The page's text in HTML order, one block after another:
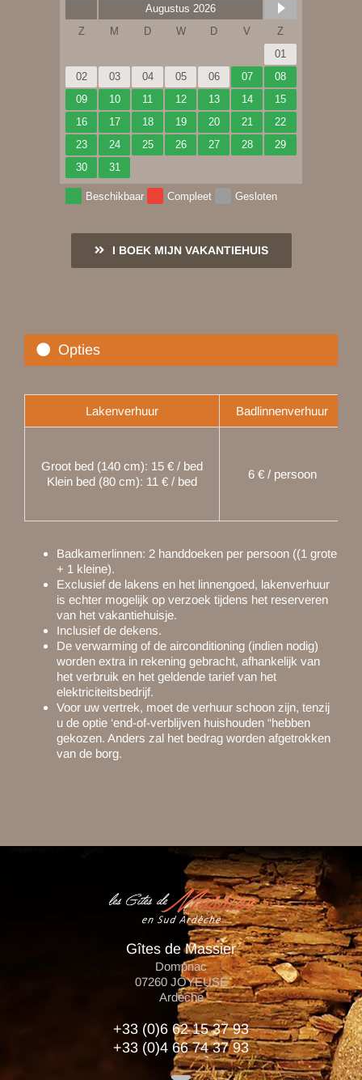
Augustus 2026
Z
M D W D V
Z
01
02
03 04 05 06 07
08
09
10 11 12 13 14
15
16
17 18 19 20 21
22
23
24 25 26 27 28
29
30
31
Beschikbaar Compleet Gesloten
I BOEK MIJN VAKANTIEHUIS
Opties
Lakenverhuur Badlinnenverhuur
Groot bed (140 cm): 15 € / bed
Klein bed (80 cm): 11 € / bed
6 € / persoon
Badkamerlinnen: 2 handdoeken per persoon ((1 grote
+ 1 kleine).
Exclusief de lakens en het linnengoed, lakenverhuur
is echter mogelijk op verzoek tijdens het reserveren
van het vakantiehuisje.
Inclusief de dekens.
De verwarming of de airconditioning (indien nodig)
worden extra in rekening gebracht, afhankelijk van
het verbruik en het geldende tarief van het
elektriciteitsbedrijf.
Voor uw vertrek, moet de verhuur schoon zijn, tenzij
u de optie ‘end-of-verblijven huishouden “hebben
gekozen. Anders zal het bedrag worden afgetrokken
van de borg.
Gîtes de Massier
Dompnac
07260 JOYEUSE
Ardèche
+33 (0)6 62 15 37 93
+33 (0)4 66 74 37 93